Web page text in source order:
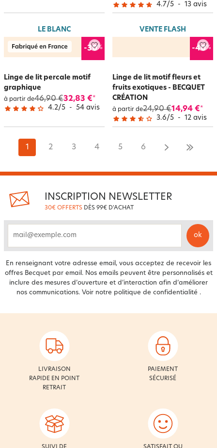
4.7/5 - 13 avis
LE BLANC
-30%
Linge de lit percale motif
graphique
à partir de46,90 €32,83 €*
4.2/5 - 54 avis
VENTE FLASH
-40%
Linge de lit motif fleurs et
fruits exotiques - BECQUET
CRÉATION
à partir de24,90 €14,94 €*
3.6/5 - 12 avis
1 2 3 4 5 6
INSCRIPTION NEWSLETTER
30€ OFFERTS DÈS 99€ D'ACHAT
ok
En renseignant votre adresse email, vous acceptez de recevoir les
offres Becquet par email. Nos emails peuvent être personnalisés et
inclure des mesures d’ouverture et d’interaction afin d’améliorer
nos communications. Voir notre politique de confidentialité .
LIVRAISON
RAPIDE EN POINT
RETRAIT
PAIEMENT
SÉCURISÉ
SUIVI DE
SATISFAIT OU